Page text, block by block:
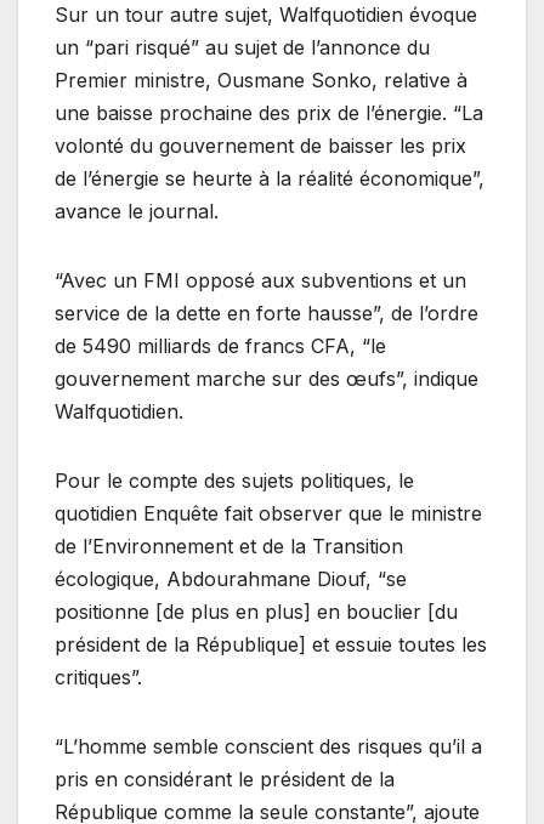
Sur un tour autre sujet, Walfquotidien évoque
un “pari risqué” au sujet de l’annonce du
Premier ministre, Ousmane Sonko, relative à
une baisse prochaine des prix de l’énergie. “La
volonté du gouvernement de baisser les prix
de l’énergie se heurte à la réalité économique”,
avance le journal.
“Avec un FMI opposé aux subventions et un
service de la dette en forte hausse”, de l’ordre
de 5490 milliards de francs CFA, “le
gouvernement marche sur des œufs”, indique
Walfquotidien.
Pour le compte des sujets politiques, le
quotidien Enquête fait observer que le ministre
de l’Environnement et de la Transition
écologique, Abdourahmane Diouf, “se
positionne [de plus en plus] en bouclier [du
président de la République] et essuie toutes les
critiques”.
“L’homme semble conscient des risques qu’il a
pris en considérant le président de la
République comme la seule constante”, ajoute